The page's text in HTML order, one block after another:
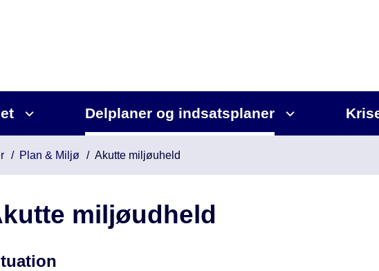
Delplaner og indsatsplaner
Plan & Miljø Akutte miljøuheld
miljøudheld